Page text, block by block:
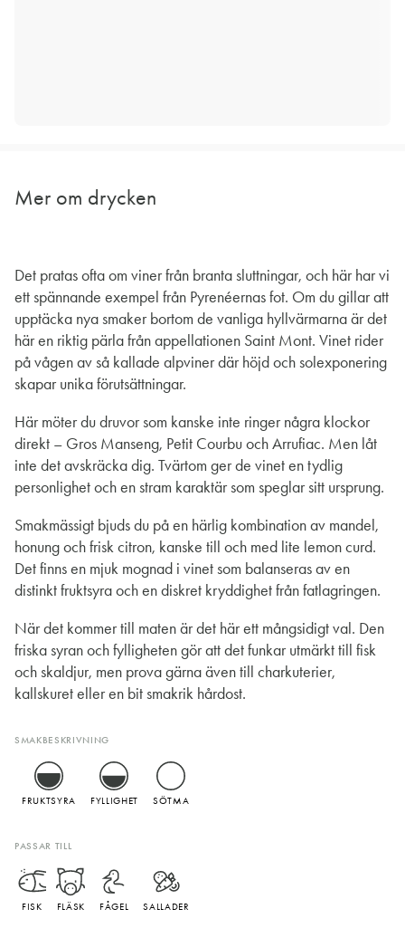
Mer om drycken
Det pratas ofta om viner från branta sluttningar, och här har vi
ett spännande exempel från Pyrenéernas fot. Om du gillar att
upptäcka nya smaker bortom de vanliga hyllvärmarna är det
här en riktig pärla från appellationen Saint Mont. Vinet rider
på vågen av så kallade alpviner där höjd och solexponering
skapar unika förutsättningar.
Här möter du druvor som kanske inte ringer några klockor
direkt – Gros Manseng, Petit Courbu och Arrufiac. Men låt
inte det avskräcka dig. Tvärtom ger de vinet en tydlig
personlighet och en stram karaktär som speglar sitt ursprung.
Smakmässigt bjuds du på en härlig kombination av mandel,
honung och frisk citron, kanske till och med lite lemon curd.
Det finns en mjuk mognad i vinet som balanseras av en
distinkt fruktsyra och en diskret kryddighet från fatlagringen.
När det kommer till maten är det här ett mångsidigt val. Den
friska syran och fylligheten gör att det funkar utmärkt till fisk
och skaldjur, men prova gärna även till charkuterier,
kallskuret eller en bit smakrik hårdost.
SMAKBESKRIVNING
FRUKTSYRA FYLLIGHET SÖTMA
PASSAR TILL
FISK FLÄSK FÅGEL SALLADER